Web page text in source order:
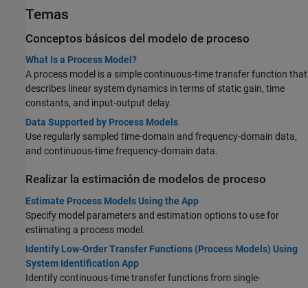
Temas
Conceptos básicos del modelo de proceso
What Is a Process Model?
A process model is a simple continuous-time transfer function that
describes linear system dynamics in terms of static gain, time
constants, and input-output delay.
Data Supported by Process Models
Use regularly sampled time-domain and frequency-domain data,
and continuous-time frequency-domain data.
Realizar la estimación de modelos de proceso
Estimate Process Models Using the App
Specify model parameters and estimation options to use for
estimating a process model.
Identify Low-Order Transfer Functions (Process Models) Using
System Identification App
Identify continuous-time transfer functions from single-